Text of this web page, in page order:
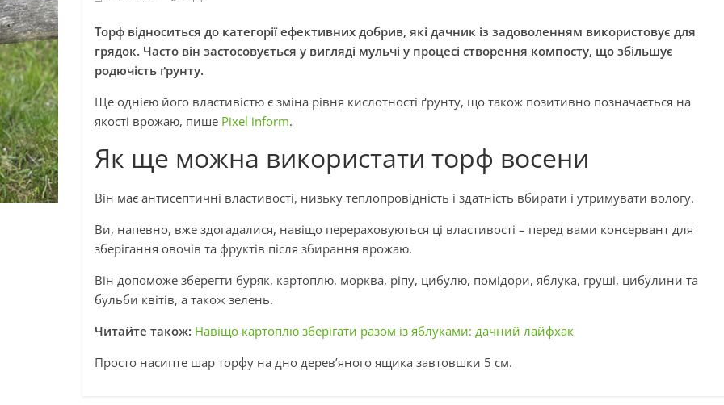
Торф відноситься до категорії ефективних добрив, які дачник із задоволенням використовує для
грядок. Часто він застосовується у вигляді мульчі у процесі створення компосту, що збільшує
родючість ґрунту.
Ще однією його властивістю є зміна рівня кислотності ґрунту, що також позитивно позначається на
якості врожаю, пише Pixel inform.
Як ще можна використати торф восени
Він має антисептичні властивості, низьку теплопровідність і здатність вбирати і утримувати вологу.
Ви, напевно, вже здогадалися, навіщо перераховуються ці властивості – перед вами консервант для
зберігання овочів та фруктів після збирання врожаю.
Він допоможе зберегти буряк, картоплю, морква, ріпу, цибулю, помідори, яблука, груші, цибулини та
бульби квітів, а також зелень.
Читайте також: Навіщо картоплю зберігати разом із яблуками: дачний лайфхак
Просто насипте шар торфу на дно дерев’яного ящика завтовшки 5 см.